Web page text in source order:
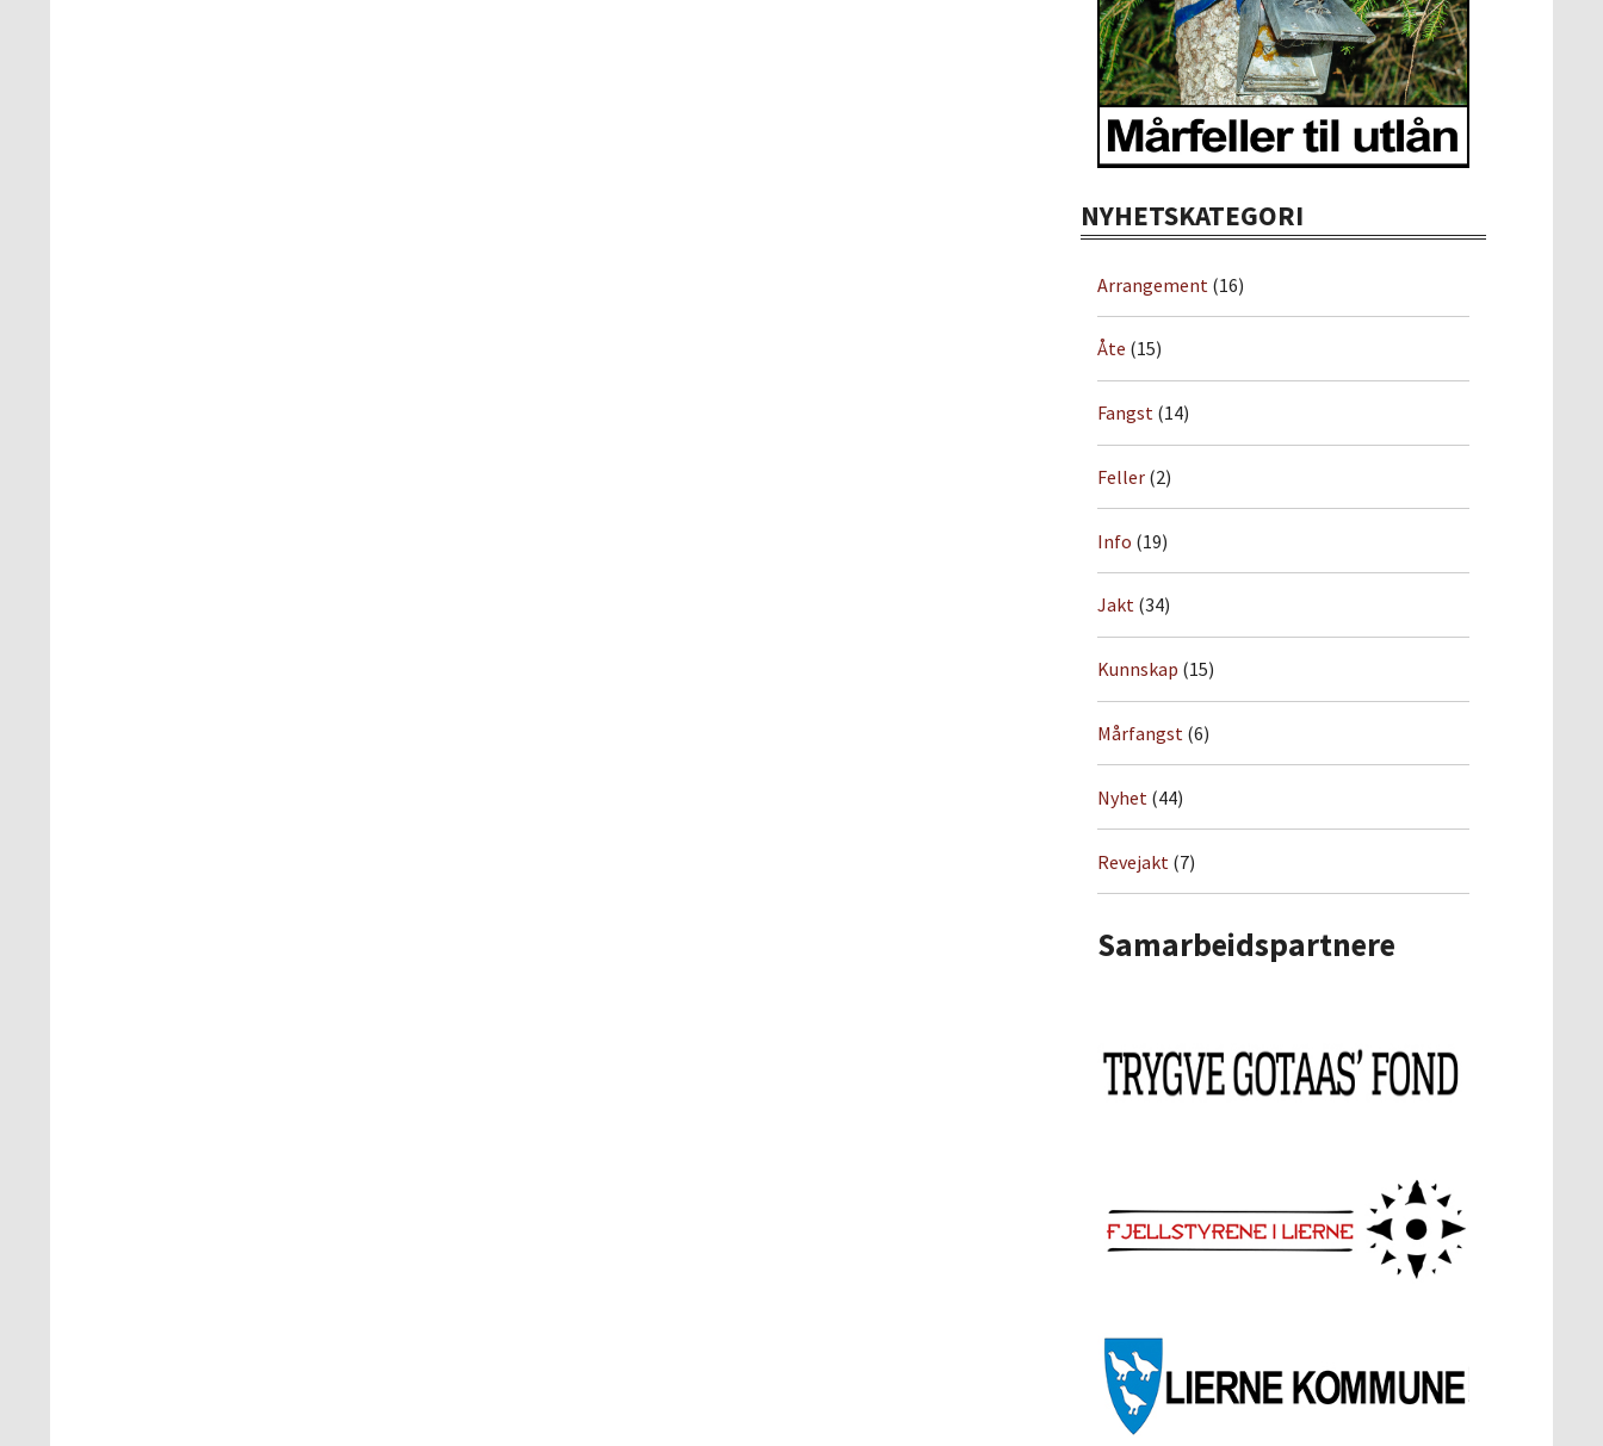
NYHETSKATEGORI
Arrangement (16)
Åte (15)
Fangst (14)
Feller (2)
Info (19)
Jakt (34)
Kunnskap (15)
Mårfangst (6)
Nyhet (44)
Revejakt (7)
Samarbeidspartnere